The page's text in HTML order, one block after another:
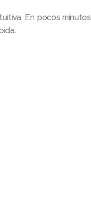
En pocos minutos